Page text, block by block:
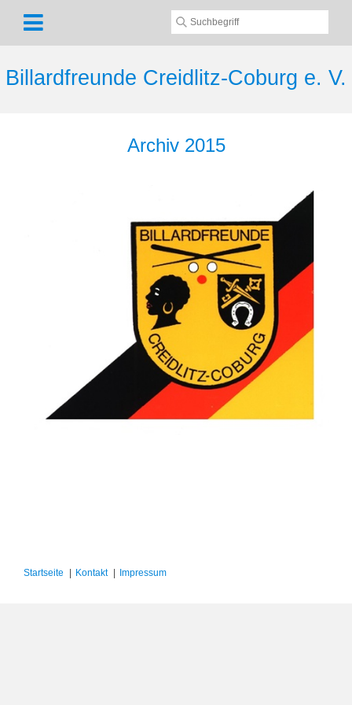
Billardfreunde Creidlitz-Coburg e. V.
Arc​hiv 2015
Startseite Kontakt Impressum